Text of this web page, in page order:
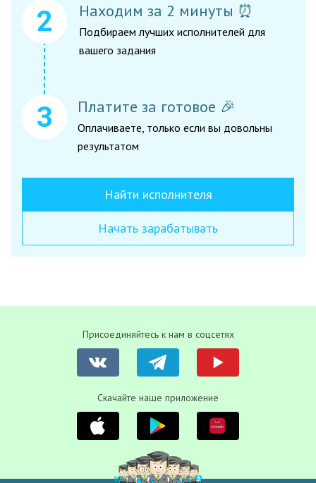
Находим за 2 минуты ⏰
Подбираем лучших исполнителей для
вашего задания
Платите за готовое 🎉
Оплачиваете, только если вы довольны
результатом
Найти исполнителя
Начать зарабатывать
Присоединяйтесь к нам в соцсетях
Скачайте наше приложение